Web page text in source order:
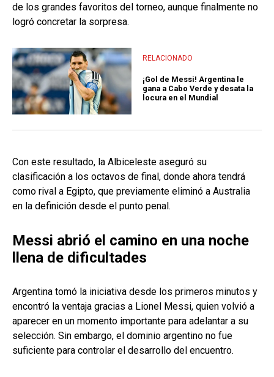
de los grandes favoritos del torneo, aunque finalmente no
logró concretar la sorpresa.
RELACIONADO
¡Gol de Messi! Argentina le
gana a Cabo Verde y desata la
locura en el Mundial
Con este resultado, la Albiceleste aseguró su
clasificación a los octavos de final, donde ahora tendrá
como rival a Egipto, que previamente eliminó a Australia
en la definición desde el punto penal.
Messi abrió el camino en una noche
llena de dificultades
Argentina tomó la iniciativa desde los primeros minutos y
encontró la ventaja gracias a Lionel Messi, quien volvió a
aparecer en un momento importante para adelantar a su
selección. Sin embargo, el dominio argentino no fue
suficiente para controlar el desarrollo del encuentro.